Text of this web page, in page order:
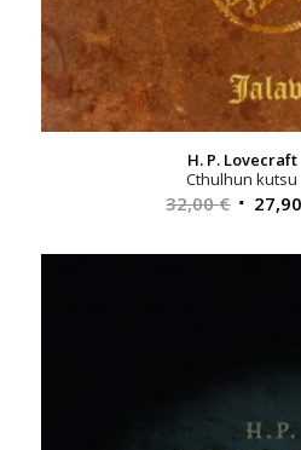
H. P. Lovecraft
Cthulhun kutsu
32,00€
oli:
27,90